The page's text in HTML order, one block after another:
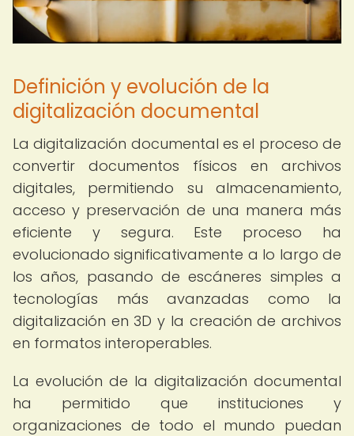
Definición y evolución de la
digitalización documental
La digitalización documental es el proceso de
convertir documentos físicos en archivos
digitales, permitiendo su almacenamiento,
acceso y preservación de una manera más
eficiente y segura. Este proceso ha
evolucionado significativamente a lo largo de
los años, pasando de escáneres simples a
tecnologías más avanzadas como la
digitalización en 3D y la creación de archivos
en formatos interoperables.
La evolución de la digitalización documental
ha permitido que instituciones y
organizaciones de todo el mundo puedan